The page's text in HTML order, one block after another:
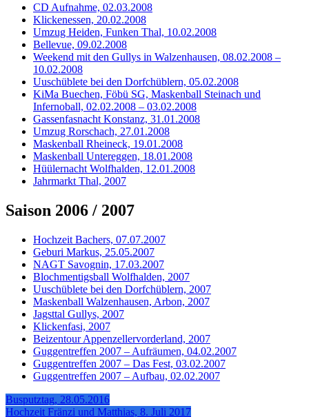
CD Aufnahme, 02.03.2008
Klickenessen, 20.02.2008
Umzug Heiden, Funken Thal, 10.02.2008
Bellevue, 09.02.2008
Weekend mit den Gullys in Walzenhausen, 08.02.2008 –
10.02.2008
Uuschüblete bei den Dorfchüblern, 05.02.2008
KiMa Buechen, Föbü SG, Maskenball Steinach und
Infernoball, 02.02.2008 – 03.02.2008
Gassenfasnacht Konstanz, 31.01.2008
Umzug Rorschach, 27.01.2008
Maskenball Rheineck, 19.01.2008
Maskenball Untereggen, 18.01.2008
Hüülernacht Wolfhalden, 12.01.2008
Jahrmarkt Thal, 2007
Saison 2006 / 2007
Hochzeit Bachers, 07.07.2007
Geburi Markus, 25.05.2007
NAGT Savognin, 17.03.2007
Blochmentigsball Wolfhalden, 2007
Uuschüblete bei den Dorfchüblern, 2007
Maskenball Walzenhausen, Arbon, 2007
Jagsttal Gullys, 2007
Klickenfasi, 2007
Beizentour Appenzellervorderland, 2007
Guggentreffen 2007 – Aufräumen, 04.02.2007
Guggentreffen 2007 – Das Fest, 03.02.2007
Guggentreffen 2007 – Aufbau, 02.02.2007
Busputztag, 28.05.2016
Hochzeit Fränzi und Matthias, 8. Juli 2017